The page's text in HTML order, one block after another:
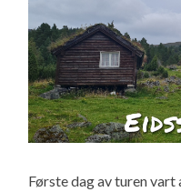
Første dag av turen